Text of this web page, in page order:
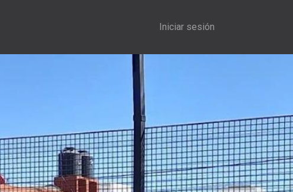
Iniciar sesión